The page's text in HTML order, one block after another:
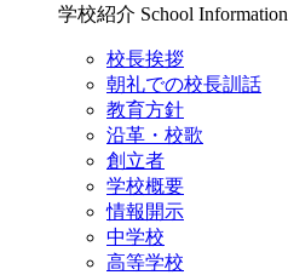
学校紹介 School Information
校長挨拶
朝礼での校長訓話
教育方針
沿革・校歌
創立者
学校概要
情報開示
中学校
高等学校